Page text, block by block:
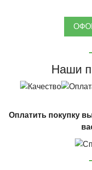
Наши
Оплатить покупку